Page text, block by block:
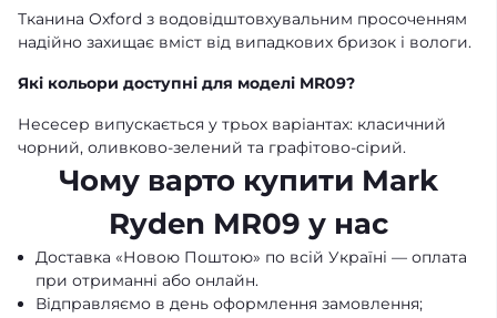
Тканина Oxford з водовідштовхувальним просоченням
надійно захищає вміст від випадкових бризок і вологи.
Які кольори доступні для моделі MR09?
Несесер випускається у трьох варіантах: класичний
чорний, оливково-зелений та графітово-сірий.
Чому варто купити Mark
Ryden MR09 у нас
Доставка «Новою Поштою» по всій Україні — оплата
при отриманні або онлайн.
Відправляємо в день оформлення замовлення;